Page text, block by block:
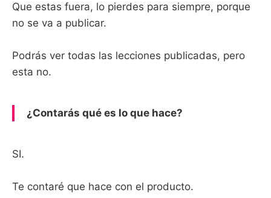
Que estas fuera, lo pierdes para siempre, porque
no se va a publicar.
Podrás ver todas las lecciones publicadas, pero
esta no.
¿Contarás qué es lo que hace?
SI.
Te contaré que hace con el producto.